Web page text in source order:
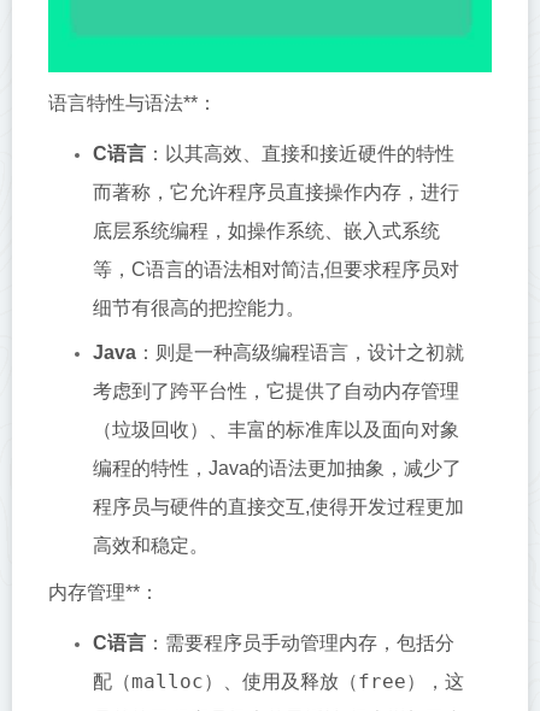
语言特性与语法**：
C语言：以其高效、直接和接近硬件的特性
而著称，它允许程序员直接操作内存，进行
底层系统编程，如操作系统、嵌入式系统
等，C语言的语法相对简洁,但要求程序员对
细节有很高的把控能力。
Java：则是一种高级编程语言，设计之初就
考虑到了跨平台性，它提供了自动内存管理
（垃圾回收）、丰富的标准库以及面向对象
编程的特性，Java的语法更加抽象，减少了
程序员与硬件的直接交互,使得开发过程更加
高效和稳定。
内存管理**：
C语言：需要程序员手动管理内存，包括分
配（malloc）、使用及释放（free），这